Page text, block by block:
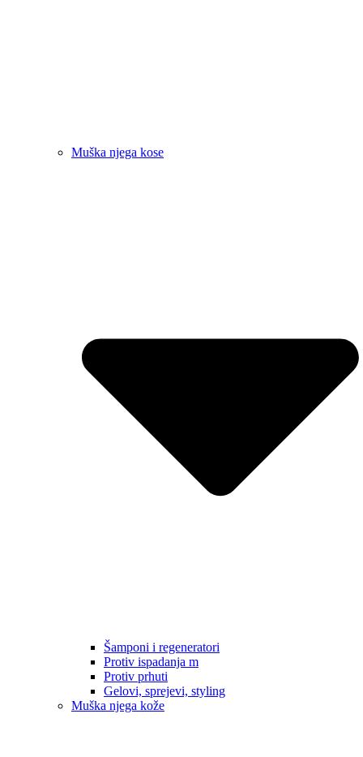
Muška njega kose
Šamponi i regeneratori
Protiv ispadanja m
Protiv prhuti
Gelovi, sprejevi, styling
Muška njega kože